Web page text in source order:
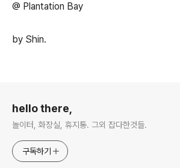
@ Plantation Bay
by Shin.
hello there,
놀이터, 화장실, 휴지통. 그외 잡다한것들.
구독하기